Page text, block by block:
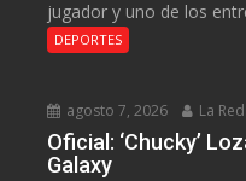
jugador y uno de los
DEPORTES
agosto 7, 2026 La
Oficial: ‘Chucky’
Galaxy